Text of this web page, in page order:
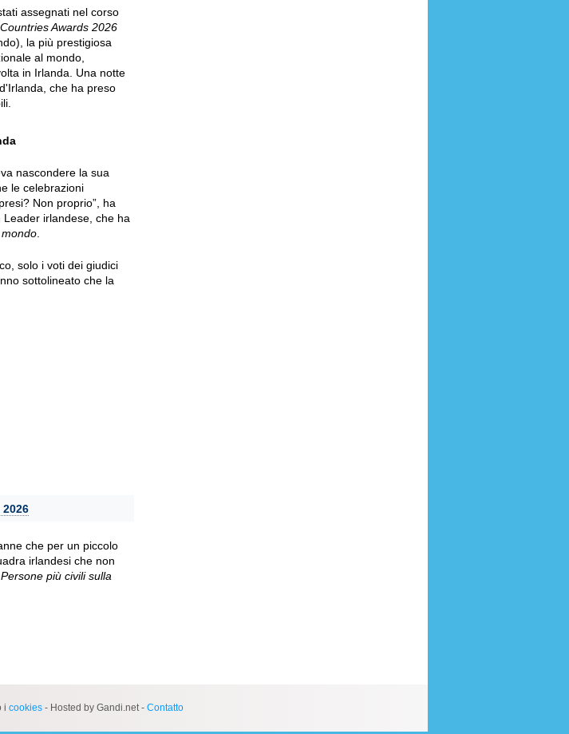
assegnati nel corso
Awards 2026
la più prestigiosa
al mondo,
in Irlanda. Una notte
che ha preso
nascondere la sua
le celebrazioni
Non proprio”, ha
irlandese, che ha
solo i voti dei giudici
sottolineato che la
che per un piccolo
irlandesi che non
Persone più civili sulla
i cookies - Hosted by Gandi.net - Contatto